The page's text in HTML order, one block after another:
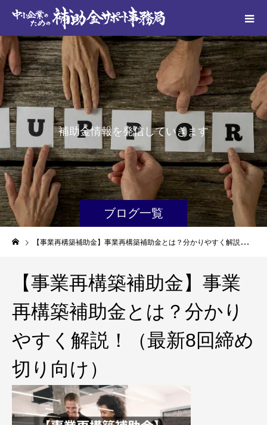
ブログ一覧
補助金情報を発信 していき ま す
【事業再構築補助金】事業再構築補助金とは？分かりやすく解説！（最新8回締め切り向け）
【事業再構築補助金】事業
再構築補助金とは？分かり
やすく解説！（最新8回締め
切り向け）